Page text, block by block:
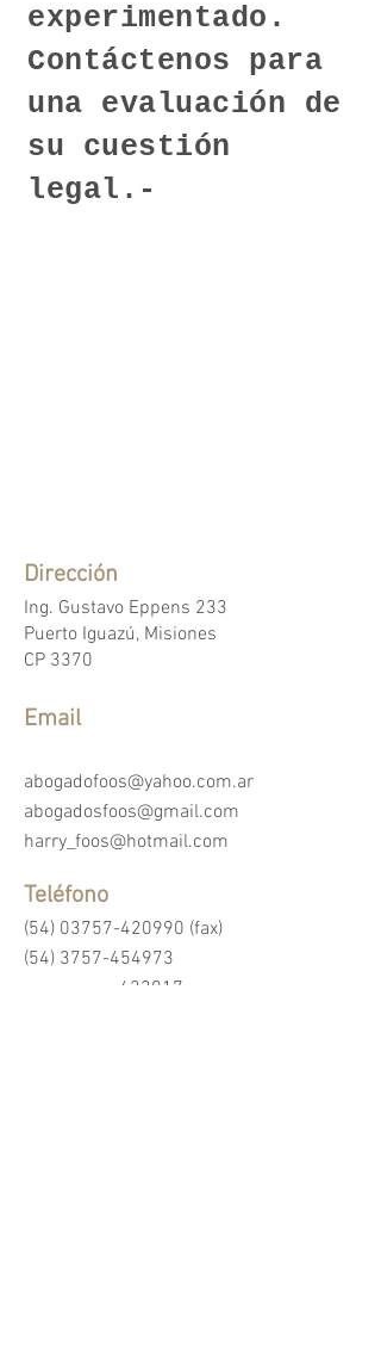
experimentado.
Contáctenos para
una evaluación de
su cuestión
legal.-
Dirección
Ing. Gustavo Eppens 233
Puerto Iguazú, Misiones
CP 3370
Email
abogadofoos@yahoo.com.ar
abogadosfoos@gmail.com
harry_foos@hotmail.com
Teléfono
(54) 03757-420990 (fax)
(54) 3757-454973
423017